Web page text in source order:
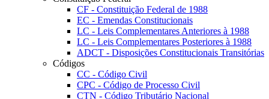
CF - Constituição Federal de 1988
EC - Emendas Constitucionais
LC - Leis Complementares Anteriores à 1988
LC - Leis Complementares Posteriores à 1988
ADCT - Disposições Constitucionais Transitórias
Códigos
CC - Código Civil
CPC - Código de Processo Civil
CTN - Código Tributário Nacional